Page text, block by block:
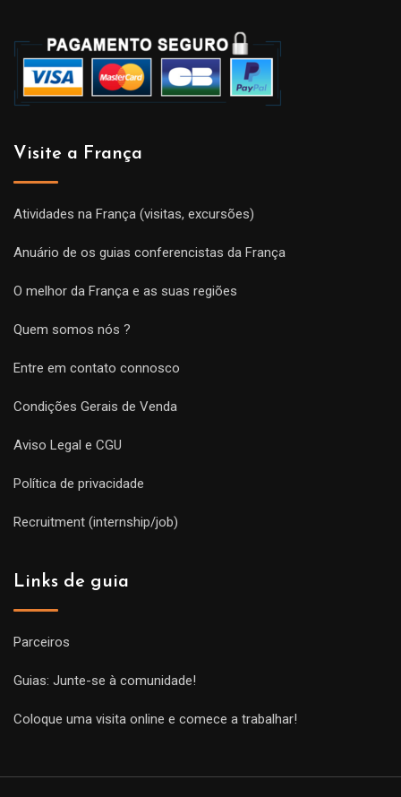
Visite a França
Atividades na França (visitas, excursões)
Anuário de os guias conferencistas da França
O melhor da França e as suas regiões
Quem somos nós ?
Entre em contato connosco
Condições Gerais de Venda
Aviso Legal e CGU
Política de privacidade
Recruitment (internship/job)
Links de guia
Parceiros
Guias: Junte-se à comunidade!
Coloque uma visita online e comece a trabalhar!